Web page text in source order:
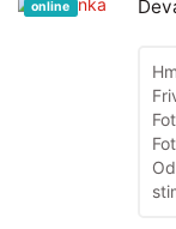
online